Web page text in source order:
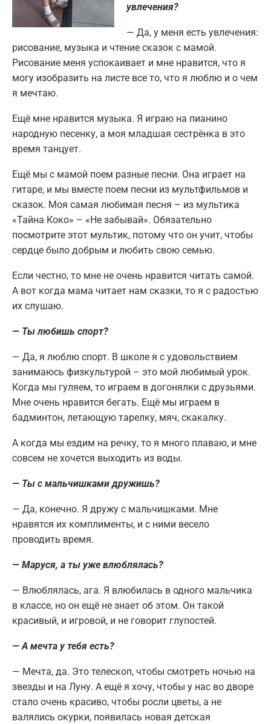
увлечения?
— Да, у меня есть увлечения:
рисование, музыка и чтение сказок с мамой.
Рисование меня успокаивает и мне нравится, что я
могу изобразить на листе все то, что я люблю и о чем
я мечтаю.
Ещё мне нравится музыка. Я играю на пианино
народную песенку, а моя младшая сестрёнка в это
время танцует.
Ещё мы с мамой поем разные песни. Она играет на
гитаре, и мы вместе поем песни из мультфильмов и
сказок. Моя самая любимая песня – из мультика
«Тайна Коко» – «Не забывай». Обязательно
посмотрите этот мультик, потому что он учит, чтобы
сердце было добрым и любить свою семью.
Если честно, то мне не очень нравится читать самой.
А вот когда мама читает нам сказки, то я с радостью
их слушаю.
— Ты любишь спорт?
— Да, я люблю спорт. В школе я с удовольствием
занимаюсь физкультурой – это мой любимый урок.
Когда мы гуляем, то играем в догонялки с друзьями.
Мне очень нравится бегать. Ещё мы играем в
бадминтон, летающую тарелку, мяч, скакалку.
А когда мы ездим на речку, то я много плаваю, и мне
совсем не хочется выходить из воды.
— Ты с мальчишками дружишь?
— Да, конечно. Я дружу с мальчишками. Мне
нравятся их комплименты, и с ними весело
проводить время.
— Маруся, а ты уже влюблялась?
— Влюблялась, ага. Я влюбилась в одного мальчика
в классе, но он ещё не знает об этом. Он такой
красивый, и игровой, и не говорит глупостей.
— А мечта у тебя есть?
— Мечта, да. Это телескоп, чтобы смотреть ночью на
звезды и на Луну. А ещё я хочу, чтобы у нас во дворе
стало очень красиво, чтобы росли цветы, а не
валялись окурки, появилась новая детская